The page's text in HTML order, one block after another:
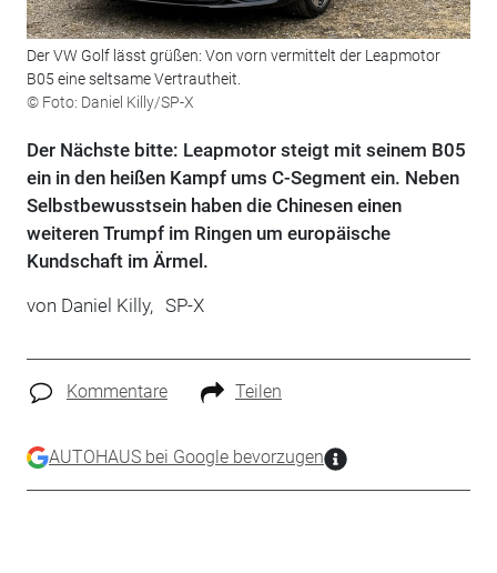
Der VW Golf lässt grüßen: Von vorn vermittelt der Leapmotor
B05 eine seltsame Vertrautheit.
© Foto: Daniel Killy/SP-X
Der Nächste bitte: Leapmotor steigt mit seinem B05
ein in den heißen Kampf ums C-Segment ein. Neben
Selbstbewusstsein haben die Chinesen einen
weiteren Trumpf im Ringen um europäische
Kundschaft im Ärmel.
von Daniel Killy, SP-X
Kommentare Teilen
AUTOHAUS bei Google bevorzugen